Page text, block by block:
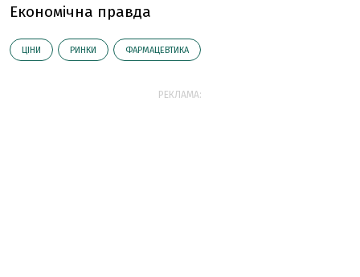
Економічна правда
ЦІНИ РИНКИ ФАРМАЦЕВТИКА
РЕКЛАМА: